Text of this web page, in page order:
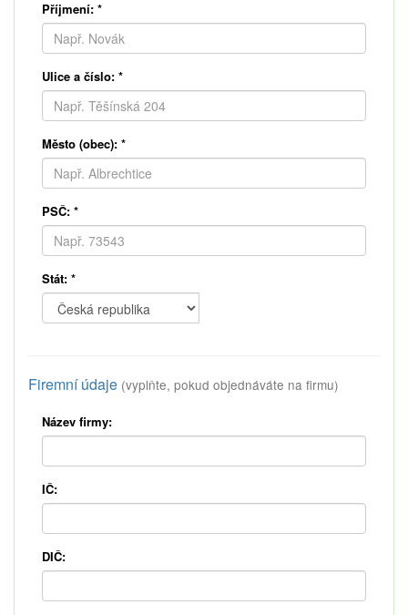
Příjmení: *
Ulice a číslo: *
Město (obec): *
PSČ: *
Stát: *
Firemní údaje (vyplňte, pokud objednáváte na firmu)
Název firmy:
IČ:
DIČ: